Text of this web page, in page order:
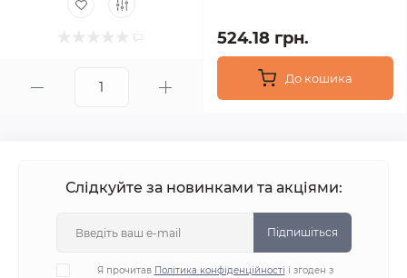
524.18 грн.
До кошика
Слідкуйте за новинками та акціями:
Підпишіться
Я прочитав Політика конфіденційності і згоден з